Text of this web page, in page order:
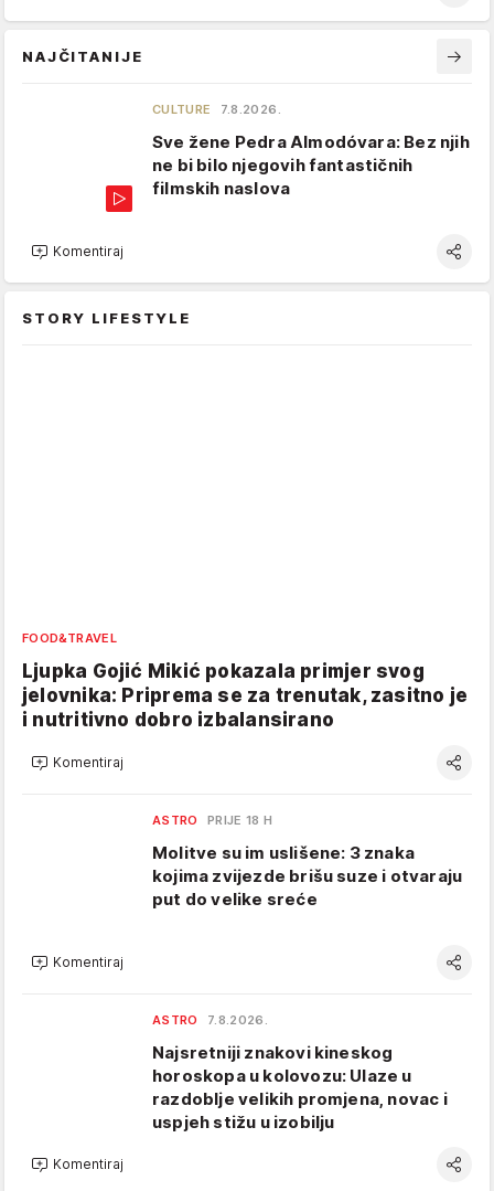
NAJČITANIJE
CULTURE 7.8.2026.
Sve žene Pedra Almodóvara: Bez njih
ne bi bilo njegovih fantastičnih
filmskih naslova
Komentiraj
STORY LIFESTYLE
FOOD&TRAVEL
Ljupka Gojić Mikić pokazala primjer svog
jelovnika: Priprema se za trenutak, zasitno je
i nutritivno dobro izbalansirano
Komentiraj
ASTRO PRIJE 18 H
Molitve su im uslišene: 3 znaka
kojima zvijezde brišu suze i otvaraju
put do velike sreće
Komentiraj
ASTRO 7.8.2026.
Najsretniji znakovi kineskog
horoskopa u kolovozu: Ulaze u
razdoblje velikih promjena, novac i
uspjeh stižu u izobilju
Komentiraj